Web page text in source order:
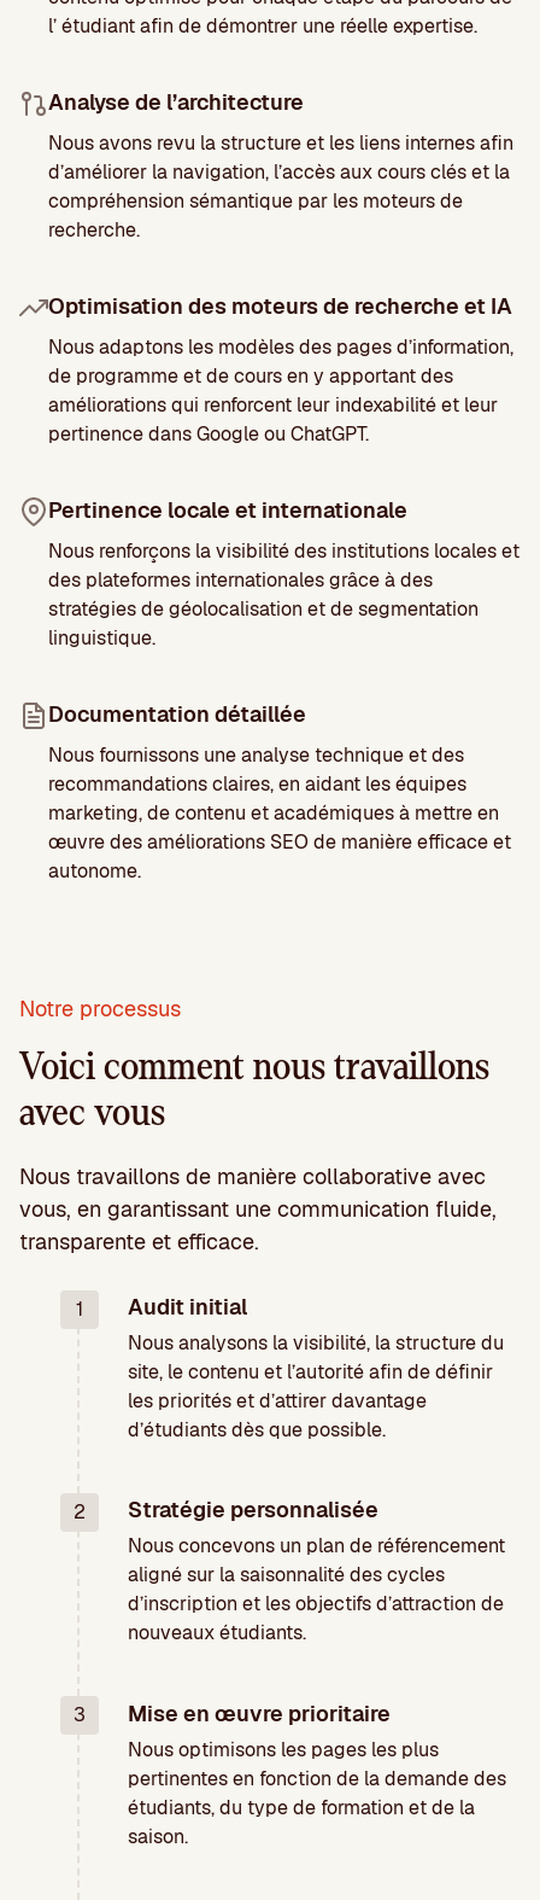
l’ étudiant afin de démontrer une réelle expertise.
Analyse de l’architecture
Nous avons revu la structure et les liens internes afin
d’améliorer la navigation, l’accès aux cours clés et la
compréhension sémantique par les moteurs de
recherche.
Optimisation des moteurs de recherche et IA
Nous adaptons les modèles des pages d’information,
de programme et de cours en y apportant des
améliorations qui renforcent leur indexabilité et leur
pertinence dans Google ou ChatGPT.
Pertinence locale et internationale
Nous renforçons la visibilité des institutions locales et
des plateformes internationales grâce à des
stratégies de géolocalisation et de segmentation
linguistique.
Documentation détaillée
Nous fournissons une analyse technique et des
recommandations claires, en aidant les équipes
marketing, de contenu et académiques à mettre en
œuvre des améliorations SEO de manière efficace et
autonome.
Notre processus
Voici comment nous travaillons
avec vous
Nous travaillons de manière collaborative avec
vous, en garantissant une communication fluide,
transparente et efficace.
1 Audit initial
Nous analysons la visibilité, la structure du
site, le contenu et l’autorité afin de définir
les priorités et d’attirer davantage
d’étudiants dès que possible.
2 Stratégie personnalisée
Nous concevons un plan de référencement
aligné sur la saisonnalité des cycles
d’inscription et les objectifs d’attraction de
nouveaux étudiants.
3 Mise en œuvre prioritaire
Nous optimisons les pages les plus
pertinentes en fonction de la demande des
étudiants, du type de formation et de la
saison.